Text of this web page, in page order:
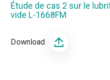
Étude de cas 2 sur le
vide L-1668FM
Download